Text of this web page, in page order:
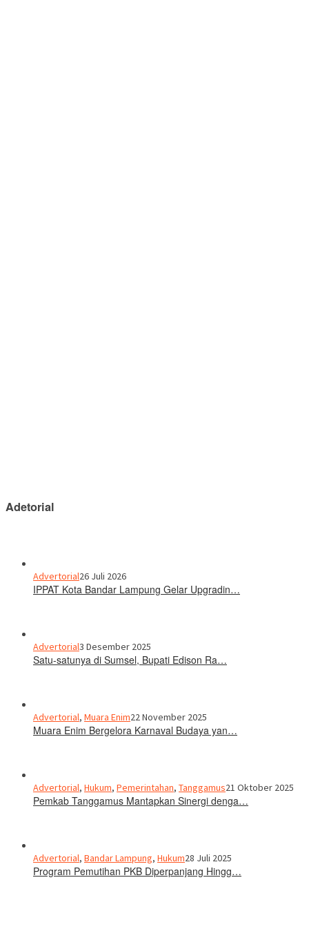
Adetorial
Advertorial26 Juli 2026
IPPAT Kota Bandar Lampung Gelar Upgradin…
Advertorial3 Desember 2025
Satu-satunya di Sumsel, Bupati Edison Ra…
Advertorial, Muara Enim22 November 2025
Muara Enim Bergelora Karnaval Budaya yan…
Advertorial, Hukum, Pemerintahan, Tanggamus21 Oktober 2025
Pemkab Tanggamus Mantapkan Sinergi denga…
Advertorial, Bandar Lampung, Hukum28 Juli 2025
Program Pemutihan PKB Diperpanjang Hingg…